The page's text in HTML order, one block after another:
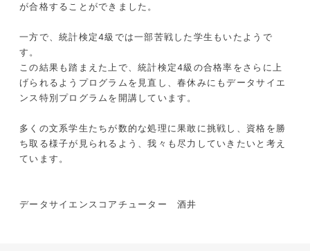
が合格することができました。
一方で、統計検定4級では一部苦戦した学生もいたようで
す。
この結果も踏まえた上で、統計検定4級の合格率をさらに上
げられるようプログラムを見直し、春休みにもデータサイエ
ンス特別プログラムを開講しています。
多くの文系学生たちが数的な処理に果敢に挑戦し、資格を勝
ち取る様子が見られるよう、我々も尽力していきたいと考え
ています。
データサイエンスコアチューター 酒井